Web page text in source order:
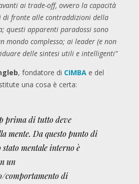
ai trade-off, ovvero la capacità
di fronte alle contraddizioni della
questi apparenti paradossi sono
mondo complesso; ai leader (e non
delle sintesi utili e intelligenti”
, fondatore di CIMBA e del
una cosa è certa:
prima di tutto deve
mente. Da questo punto di
stato mentale interno è
un
comportamento di